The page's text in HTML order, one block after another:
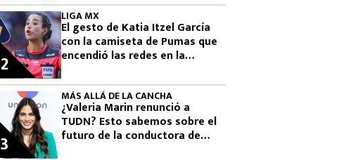
LIGA MX
El gesto de Katia Itzel García
con la camiseta de Pumas que
encendió las redes en la
2
MÁS ALLÁ DE LA CANCHA
¿Valeria Marin renunció a
TUDN? Esto sabemos sobre el
futuro de la conductora de
3